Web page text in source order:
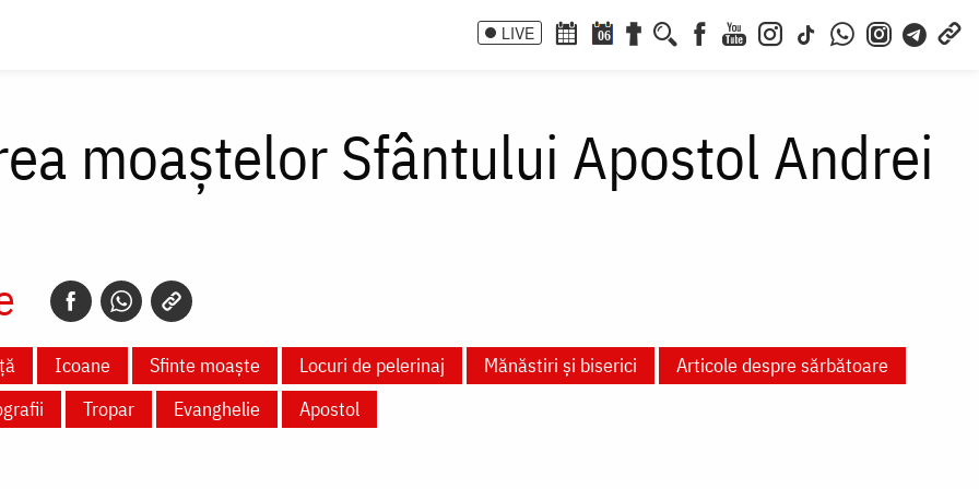
LIVE 06
moaștelor Sfântului Apostol Andrei
Icoane Sfinte moaște Locuri de pelerinaj Mănăstiri și biserici
Articole despre sărbătoare
Tropar Evanghelie Apostol